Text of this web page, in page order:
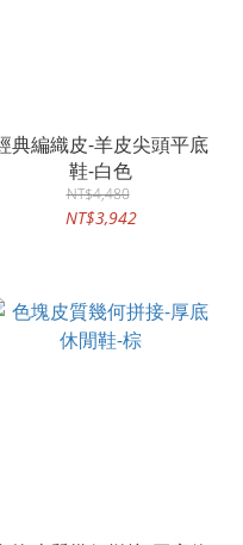
典編織皮-羊皮尖頭平底
鞋-白色
NT$4,480
NT$3,942